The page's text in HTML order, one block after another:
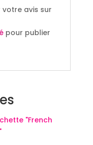
votre avis sur
pour publier